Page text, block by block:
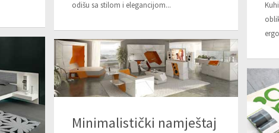
odišu sa stilom i elegancijom...
Minimalistički namještaj